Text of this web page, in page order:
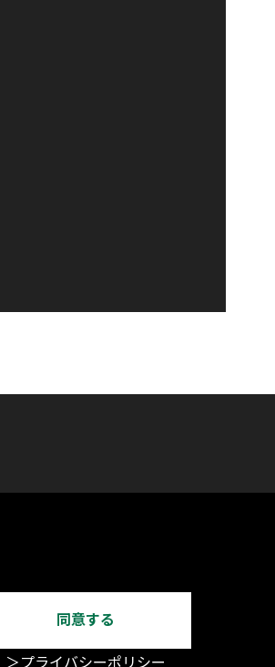
同意する
＞プライバシーポリシー